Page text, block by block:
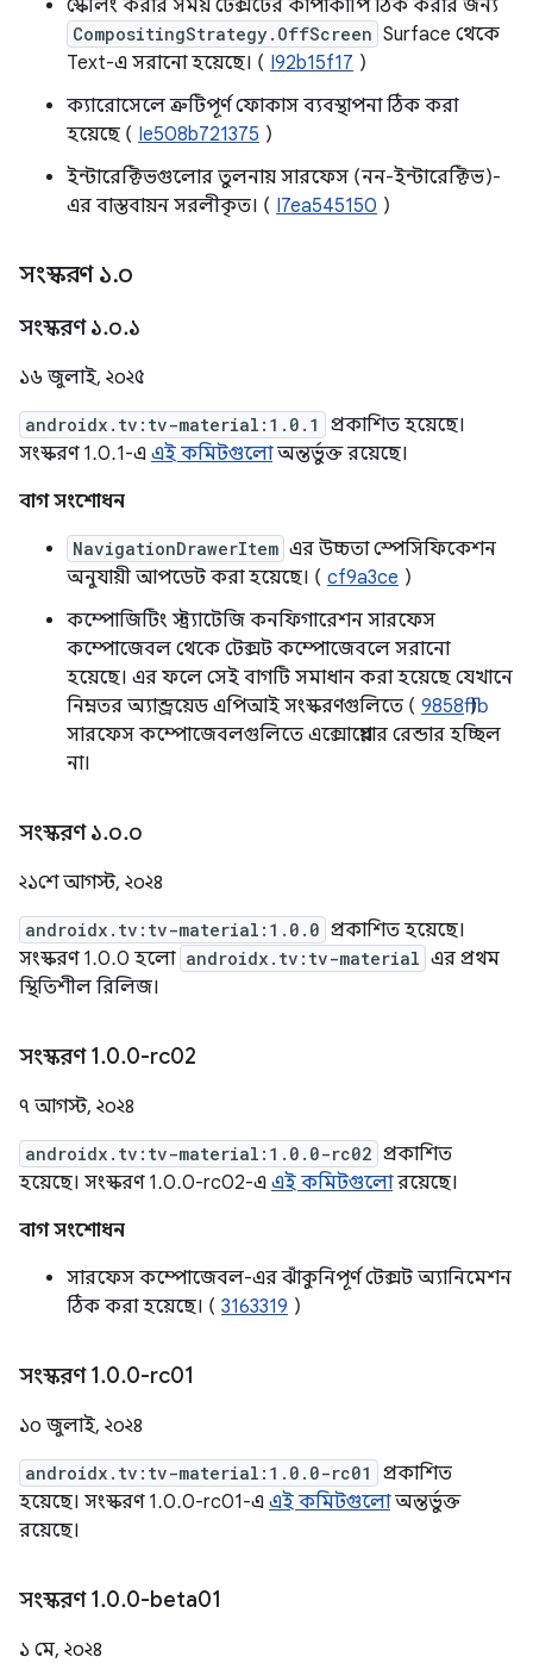
স্কেলিং করার সময় টেক্সটের কাঁপাকাঁপি ঠিক করার জন্য
CompositingStrategy.OffScreen Surface থেকে
Text-এ সরানো হয়েছে। ( I92b15f17 )
ক্যারোসেলে ত্রুটিপূর্ণ ফোকাস ব্যবস্থাপনা ঠিক করা
হয়েছে ( Ie508b721375 )
ইন্টারেক্টিভগুলোর তুলনায় সারফেস (নন-ইন্টারেক্টিভ)-
এর বাস্তবায়ন সরলীকৃত। ( I7ea545150 )
সংস্করণ ১.০
সংস্করণ ১.০.১
১৬ জুলাই, ২০২৫
androidx.tv:tv-material:1.0.1
প্রকাশিত হয়েছে।
সংস্করণ 1.0.1-এ এই কমিটগুলোঅন্তর্ভুক্ত রয়েছে।
বাগ সংশোধন
NavigationDrawerItem এর উচ্চতা স্পেসিফিকেশন
অনুযায়ী আপডেট করা হয়েছে। ( cf9a3ce )
কম্পোজিটিং স্ট্র্যাটেজি কনফিগারেশন সারফেস
কম্পোজেবল থেকে টেক্সট কম্পোজেবলে সরানো
হয়েছে। এর ফলে সেই বাগটি সমাধান করা হয়েছে যেখানে
নিম্নতর অ্যান্ড্রয়েড এপিআই সংস্করণগুলিতে ( 9858ffb)
সারফেস কম্পোজেবলগুলিতে এক্সোপ্লেয়ার রেন্ডার হচ্ছিল
না।
সংস্করণ ১.০.০
২১শে আগস্ট, ২০২৪
androidx.tv:tv-material:1.0.0 প্রকাশিত হয়েছে।
সংস্করণ 1.0.0 হলো androidx.tv:tv-material এর প্রথম
স্থিতিশীল রিলিজ।
সংস্করণ 1.0.0-rc02
৭ আগস্ট, ২০২৪
androidx.tv:tv-material:1.0.0-rc02 প্রকাশিত
হয়েছে। সংস্করণ 1.0.0-rc02-এ এই কমিটগুলোরয়েছে।
বাগ সংশোধন
সারফেস কম্পোজেবল-এর ঝাঁকুনিপূর্ণ টেক্সট অ্যানিমেশন
ঠিক করা হয়েছে। ( 3163319 )
সংস্করণ 1.0.0-rc01
১০ জুলাই, ২০২৪
androidx.tv:tv-material:1.0.0-rc01
প্রকাশিত
হয়েছে। সংস্করণ 1.0.0-rc01-এ এই কমিটগুলোঅন্তর্ভুক্ত
রয়েছে।
সংস্করণ 1.0.0-beta01
১ মে, ২০২৪